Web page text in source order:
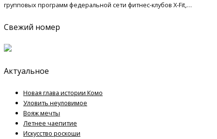
групповых программ федеральной сети фитнес-клубов X-Fit,…
Свежий номер
Актуальное
Новая глава истории Комо
Уловить неуловимое
Вояж мечты
Летнее чаепитие
Искусство роскоши